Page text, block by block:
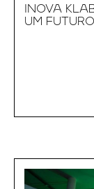
INOVA
UM